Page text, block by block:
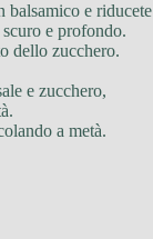
balsamico e riducete
e profondo.
dello zucchero.
e zucchero,
a metà.